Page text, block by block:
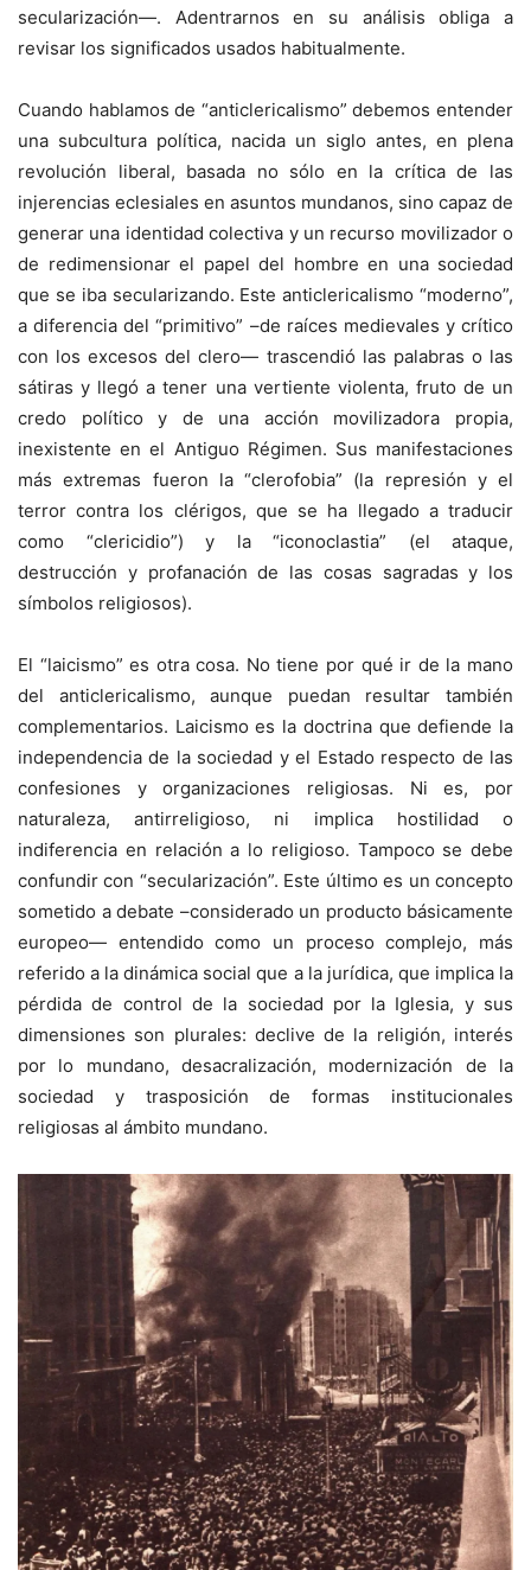
secularización—. Adentrarnos en su análisis obliga a
revisar los significados usados habitualmente.
Cuando hablamos de “anticlericalismo” debemos entender
una subcultura política, nacida un siglo antes, en plena
revolución liberal, basada no sólo en la crítica de las
injerencias eclesiales en asuntos mundanos, sino capaz de
generar una identidad colectiva y un recurso movilizador o
de redimensionar el papel del hombre en una sociedad
que se iba secularizando. Este anticlericalismo “moderno”,
a diferencia del “primitivo” –de raíces medievales y crítico
con los excesos del clero— trascendió las palabras o las
sátiras y llegó a tener una vertiente violenta, fruto de un
credo político y de una acción movilizadora propia,
inexistente en el Antiguo Régimen. Sus manifestaciones
más extremas fueron la “clerofobia” (la represión y el
terror contra los clérigos, que se ha llegado a traducir
como “clericidio”) y la “iconoclastia” (el ataque,
destrucción y profanación de las cosas sagradas y los
símbolos religiosos).
El “laicismo” es otra cosa. No tiene por qué ir de la mano
del anticlericalismo, aunque puedan resultar también
complementarios. Laicismo es la doctrina que defiende la
independencia de la sociedad y el Estado respecto de las
confesiones y organizaciones religiosas. Ni es, por
naturaleza, antirreligioso, ni implica hostilidad o
indiferencia en relación a lo religioso. Tampoco se debe
confundir con “secularización”. Este último es un concepto
sometido a debate –considerado un producto básicamente
europeo— entendido como un proceso complejo, más
referido a la dinámica social que a la jurídica, que implica la
pérdida de control de la sociedad por la Iglesia, y sus
dimensiones son plurales: declive de la religión, interés
por lo mundano, desacralización, modernización de la
sociedad y trasposición de formas institucionales
religiosas al ámbito mundano.